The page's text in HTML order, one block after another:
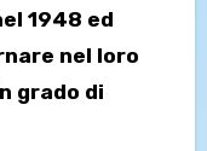
1948 ed
nel loro
grado di